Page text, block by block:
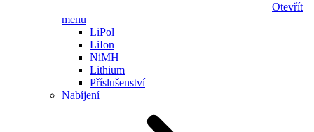
Otevřít
menu
LiPol
LiIon
NiMH
Lithium
Příslušenství
Nabíjení